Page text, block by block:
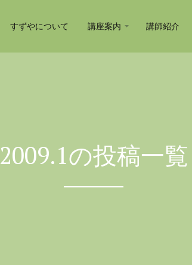
すずやについて 講座案内 講師紹介
2009.1の投稿一覧